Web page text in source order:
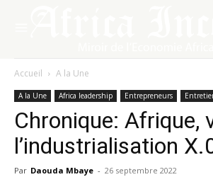
Accueil A la Une
A la Une Africa leadership Entrepreneurs
Chronique: Afrique,
l’industrialisation
Par Daouda Mbaye - 26 septembre 2022